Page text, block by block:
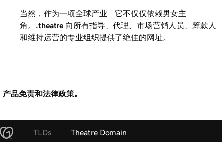
当然，作为一项全球产业，它不仅仅依赖男女主
角。
.theatre 向所有指导、代理、市场营销人员、筹款人
和维持运营的专业组织提供了绝佳的网址。
产品免责和法律政策。
TLDs Theatre Domain